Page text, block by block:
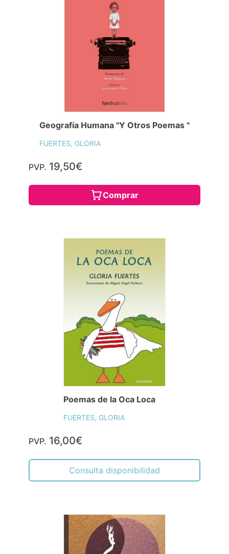
Geografía Humana "Y Otros Poemas "
FUERTES, GLORIA
PVP. 19,50€
Comprar
Poemas de la Oca Loca
FUERTES, GLORIA
PVP. 16,00€
Consulta disponibilidad